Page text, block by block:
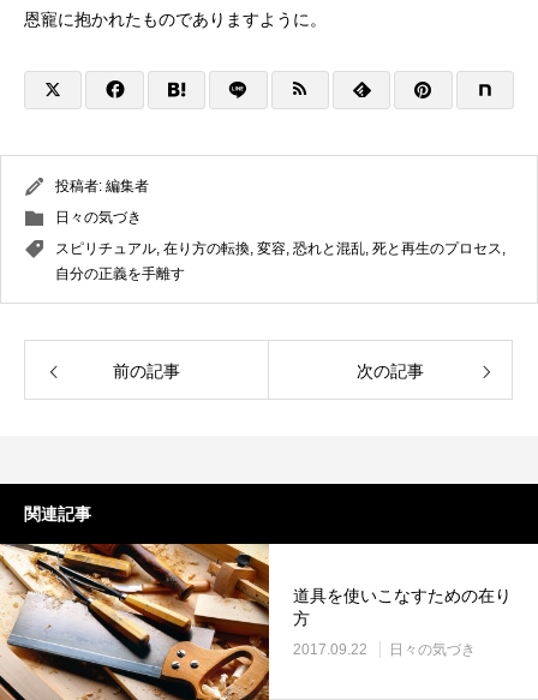
恩寵に抱かれたものでありますように。
投稿者: 編集者
日々の気づき
スピリチュアル, 在り方の転換, 変容, 恐れと混乱, 死と再生のプロセス,
自分の正義を手離す
前の記事 次の記事
関連記事
道具を使いこなすための在り
方
2017.09.22 日々の気づき